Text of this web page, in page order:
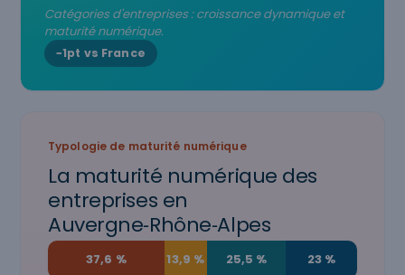
Catégories d'entreprises : croissance dynamique et
maturité numérique.
−1pt vs France
Typologie de maturité numérique
La maturité numérique des
entreprises en
Auvergne‑Rhône‑Alpes
37,6 % 13,9 % 25,5 % 23 %